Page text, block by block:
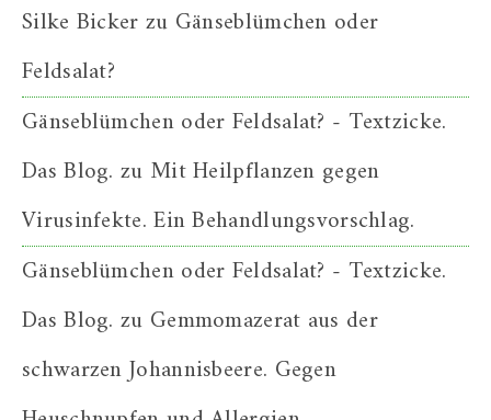
Silke Bickerzu Gänseblümchen oder
Feldsalat?
Gänseblümchen oder Feldsalat? - Textzicke.
Das Blog. zu Mit Heilpflanzen gegen
Virusinfekte. Ein Behandlungsvorschlag.
Gänseblümchen oder Feldsalat? - Textzicke.
Das Blog. zu Gemmomazerat aus der
schwarzen Johannisbeere. Gegen